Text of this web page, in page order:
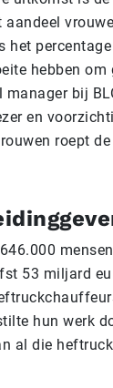
aandeel
het
hebben
manager bij
en
roept
53 miljard
hun werk
al die